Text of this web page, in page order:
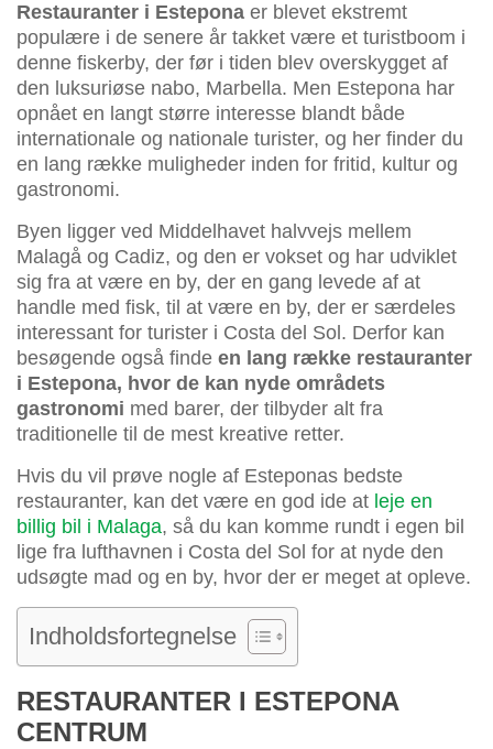
Restauranter i Estepona er blevet ekstremt
populære i de senere år takket være et turistboom i
denne fiskerby, der før i tiden blev overskygget af
den luksuriøse nabo, Marbella. Men Estepona har
opnået en langt større interesse blandt både
internationale og nationale turister, og her finder du
en lang række muligheder inden for fritid, kultur og
gastronomi.
Byen ligger ved Middelhavet halvvejs mellem
Malagå og Cadiz, og den er vokset og har udviklet
sig fra at være en by, der en gang levede af at
handle med fisk, til at være en by, der er særdeles
interessant for turister i Costa del Sol. Derfor kan
besøgende også finde en lang række restauranter
i Estepona, hvor de kan nyde områdets
gastronomi med barer, der tilbyder alt fra
traditionelle til de mest kreative retter.
Hvis du vil prøve nogle af Esteponas bedste
restauranter, kan det være en god ide at leje en
billig bil i Malaga, så du kan komme rundt i egen bil
lige fra lufthavnen i Costa del Sol for at nyde den
udsøgte mad og en by, hvor der er meget at opleve.
Indholdsfortegnelse
RESTAURANTER I ESTEPONA
CENTRUM